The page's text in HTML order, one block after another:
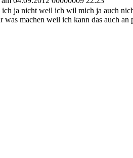
ja nicht weil ich wil mich ja auch
was machen weil ich kann das auch